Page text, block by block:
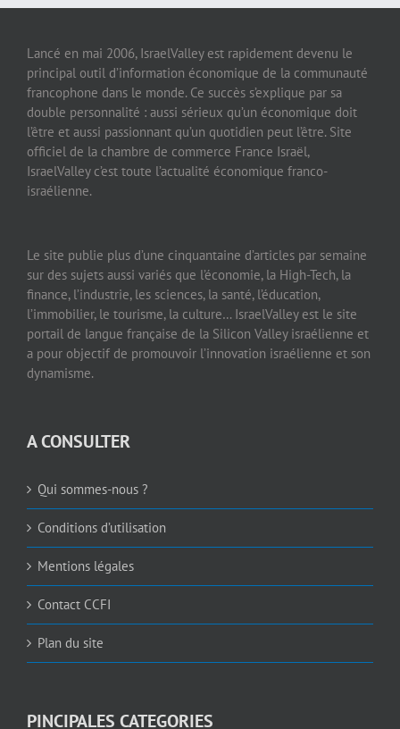
Lancé en mai 2006, IsraelValley est rapidement devenu le
principal outil d’information économique de la communauté
francophone dans le monde. Ce succès s’explique par sa
double personnalité : aussi sérieux qu’un économique doit
l’être et aussi passionnant qu’un quotidien peut l’être. Site
officiel de la chambre de commerce France Israël,
IsraelValley c’est toute l’actualité économique franco-
israélienne.
Le site publie plus d’une cinquantaine d’articles par semaine
sur des sujets aussi variés que l’économie, la High-Tech, la
finance, l’industrie, les sciences, la santé, l’éducation,
l’immobilier, le tourisme, la culture… IsraelValley est le site
portail de langue française de la Silicon Valley israélienne et
a pour objectif de promouvoir l’innovation israélienne et son
dynamisme.
A CONSULTER
Qui sommes-nous ?
Conditions d’utilisation
Mentions légales
Contact CCFI
Plan du site
PINCIPALES CATEGORIES